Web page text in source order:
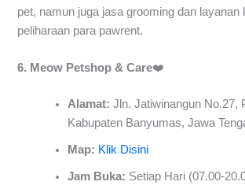
pet, namun juga jasa grooming dan layanan
peliharaan para pawrent.
6. Meow Petshop & Care❤️
Alamat: Jln. Jatiwinangun No.27,
Kabupaten Banyumas, Jawa
Map: Klik Disini
Jam Buka: Setiap Hari (07.00-